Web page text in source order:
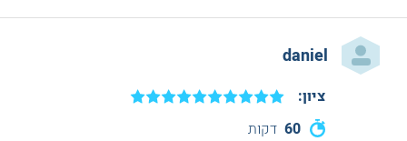
daniel
60 דקות
ציון: